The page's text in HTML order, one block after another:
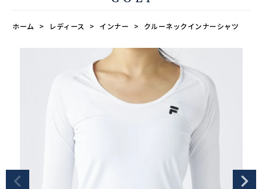
ホーム レディース インナー クルーネックインナーシャツ